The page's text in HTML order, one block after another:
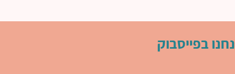
בפייסבוק